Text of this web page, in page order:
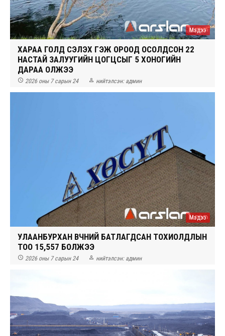
Мэдээ
ХАРАА ГОЛД СЭЛЭХ ГЭЖ ОРООД ОСОЛДСОН 22
НАСТАЙ ЗАЛУУГИЙН ЦОГЦСЫГ 5 ХОНОГИЙН
ДАРАА ОЛЖЭЭ
 2026 оны 7 сарын 24  нийтэлсэн: админ
Мэдээ
УЛААНБУРХАН ӨВЧНИЙ БАТЛАГДСАН ТОХИОЛДЛЫН
ТОО 15,557 БОЛЖЭЭ
 2026 оны 7 сарын 24  нийтэлсэн: админ